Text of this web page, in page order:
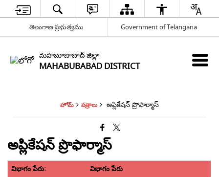
తెలంగాణ ప్రభుత్వము Government of Telangana
మహబూబాబాద్ జిల్లా
MAHABUBABAD DISTRICT
హోమ్ పత్రాలు అప్లికేషన్ ప్రొఫార్మాస్
అప్లికేషన్ ప్రొఫార్మాస్
విభాగం పేరు